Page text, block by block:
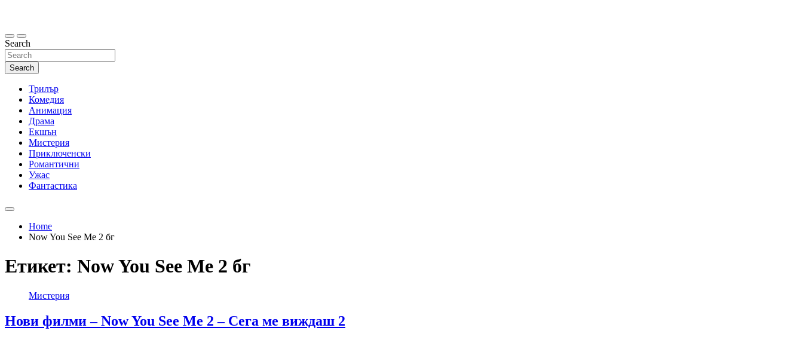
Search
Search
Трилър
Комедия
Анимация
Драма
Екшън
Мистерия
Приключенски
Романтични
Ужас
Фантастика
Home
Now You See Me 2 бг
Етикет: Now You See Me 2 бг
Мистерия
Нови филми – Now You See Me 2 – Сега ме виждаш 2